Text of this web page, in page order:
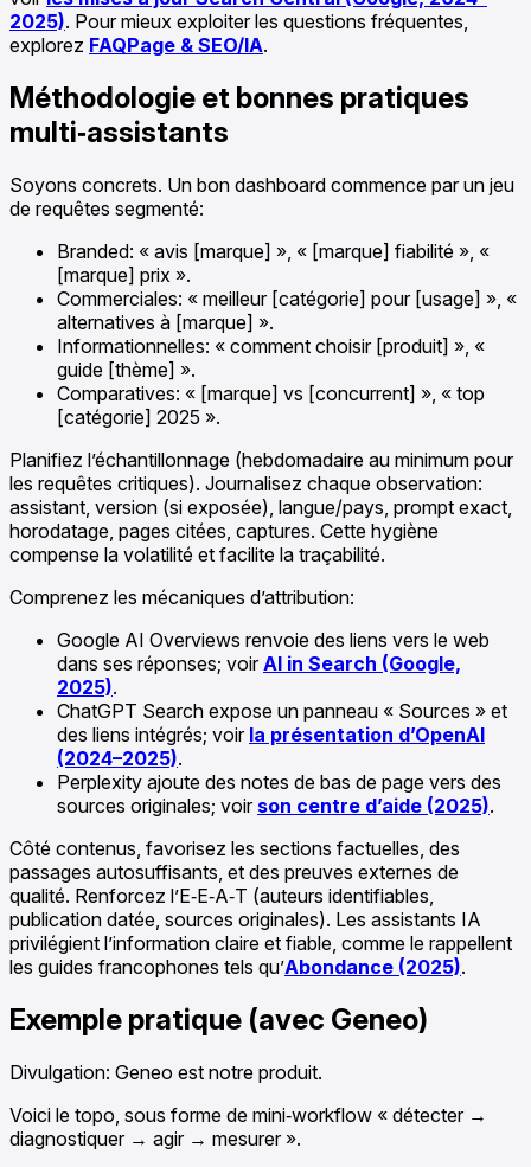
2025). Pour mieux exploiter les questions fréquentes,
explorez FAQPage & SEO/IA.
Méthodologie et bonnes pratiques
multi‑assistants
Soyons concrets. Un bon dashboard commence par un jeu
de requêtes segmenté:
Branded: « avis [marque] », « [marque] fiabilité », «
[marque] prix ».
Commerciales: « meilleur [catégorie] pour [usage] », «
alternatives à [marque] ».
Informationnelles: « comment choisir [produit] », «
guide [thème] ».
Comparatives: « [marque] vs [concurrent] », « top
[catégorie] 2025 ».
Planifiez l’échantillonnage (hebdomadaire au minimum pour
les requêtes critiques). Journalisez chaque observation:
assistant, version (si exposée), langue/pays, prompt exact,
horodatage, pages citées, captures. Cette hygiène
compense la volatilité et facilite la traçabilité.
Comprenez les mécaniques d’attribution:
Google AI Overviews renvoie des liens vers le web
dans ses réponses; voir AI in Search (Google,
2025).
ChatGPT Search expose un panneau « Sources » et
des liens intégrés; voir la présentation d’OpenAI
(2024–2025).
Perplexity ajoute des notes de bas de page vers des
sources originales; voir son centre d’aide (2025).
Côté contenus, favorisez les sections factuelles, des
passages autosuffisants, et des preuves externes de
qualité. Renforcez l’E‑E‑A‑T (auteurs identifiables,
publication datée, sources originales). Les assistants IA
privilégient l’information claire et fiable, comme le rappellent
les guides francophones tels qu’Abondance (2025).
Exemple pratique (avec Geneo)
Divulgation: Geneo est notre produit.
Voici le topo, sous forme de mini‑workflow « détecter →
diagnostiquer → agir → mesurer ».